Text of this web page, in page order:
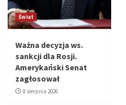
Świat
Ważna decyzja ws.
sankcji dla Rosji.
Amerykański Senat
zagłosował
8 sierpnia 2026